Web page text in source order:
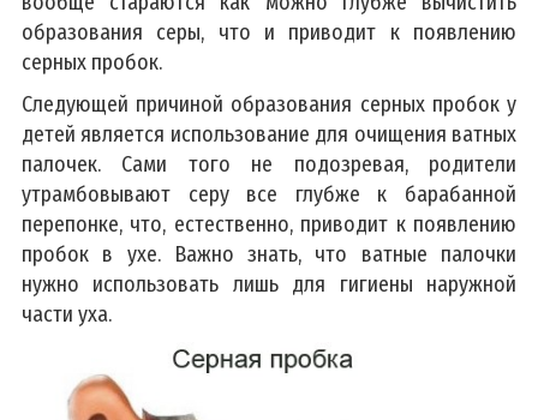
образования серы, что и приводит к появлению
серных пробок.
Следующей причиной образования серных пробок у
детей является использование для очищения ватных
палочек. Сами того не подозревая, родители
утрамбовывают серу все глубже к барабанной
перепонке, что, естественно, приводит к появлению
пробок в ухе. Важно знать, что ватные палочки
нужно использовать лишь для гигиены наружной
части уха.